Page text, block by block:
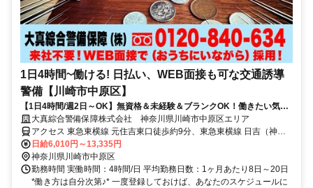
1日4時間~働ける! 日払い、WEB面接も可な交通誘導
警備【川崎市中原区】
【1日4時間/週2日～OK】無資格＆未経験＆ブランクOK！働きたい気持
ちを応援します★
大真綜合警備保障株式会社 神奈川県川崎市中原区エリア
アクセス 東急東横線 元住吉東口徒歩約9分、東急東横線 日吉（神奈
川県）東口徒歩約13分、東急目黒線 武蔵小杉南口1徒歩約25分 神奈
川県川崎市中原区エリア(新丸子駅、平間駅、向河原駅、武蔵小杉駅)
日給6,010円～13,335円
神奈川県川崎市中原区
勤務時間 実働時間：4時間/日 平均勤務日数：1ヶ月あたり8日～20日
*働き方は自分次第♪* 一度登録しておけば、あなたのスケジュールに